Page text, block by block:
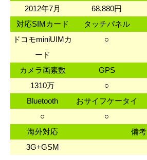
2012年7月
68,880円
対応SIMカード
タッチパネル
ドコモminiUIMカ
ード
○
カメラ画素数 GPS
1310万
○
Bluetooth
おサイフケータイ
○
○
海外対応
備考
3G+GSM